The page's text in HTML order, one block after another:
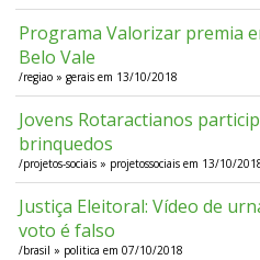
Programa Valorizar premia
Belo Vale
/regiao » gerais em 13/10/2018
Jovens Rotaractianos
brinquedos
/projetos-sociais » projetossociais em 13/10/
Justiça Eleitoral: Vídeo de
voto é falso
/brasil » politica em 07/10/2018